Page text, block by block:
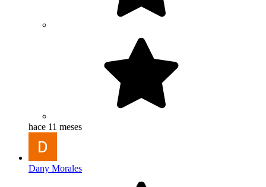
hace 11 meses
Dany Morales